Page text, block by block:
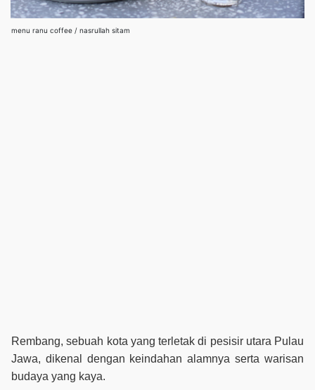
menu ranu coffee / nasrullah sitam
Rembang, sebuah kota yang terletak di pesisir utara Pulau
Jawa, dikenal dengan keindahan alamnya serta warisan
budaya yang kaya.